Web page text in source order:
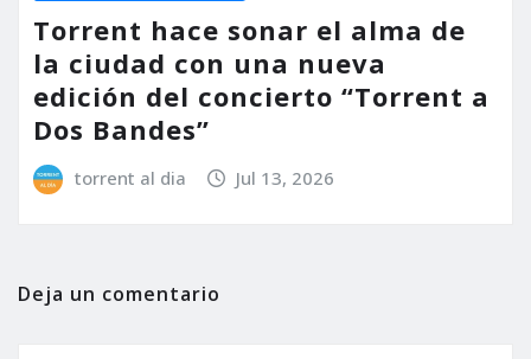
Torrent hace sonar el alma de
la ciudad con una nueva
edición del concierto “Torrent a
Dos Bandes”
torrent al dia Jul 13, 2026
Deja un comentario